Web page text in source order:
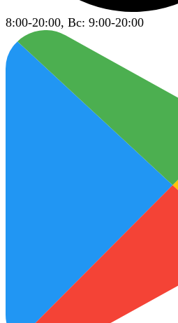
8:00-20:00, Вс: 9:00-20:00